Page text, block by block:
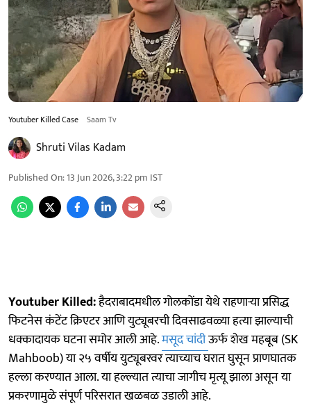
Youtuber Killed Case Saam Tv
Shruti Vilas Kadam
Published On:13 Jun 2026, 3:22 pm IST
Youtuber Killed:हैदराबादमधील गोलकोंडा येथे राहणाऱ्या प्रसिद्ध
फिटनेस कंटेंट क्रिएटर आणि युट्यूबरची दिवसाढवळ्या हत्या झाल्याची
धक्कादायक घटना समोर आली आहे.मसूद चांदीऊर्फ शेख महबूब (SK
Mahboob) या २५ वर्षीय युट्यूबरवर त्याच्याच घरात घुसून प्राणघातक
हल्ला करण्यात आला. या हल्ल्यात त्याचा जागीच मृत्यू झाला असून या
प्रकरणामुळे संपूर्ण परिसरात खळबळ उडाली आहे.